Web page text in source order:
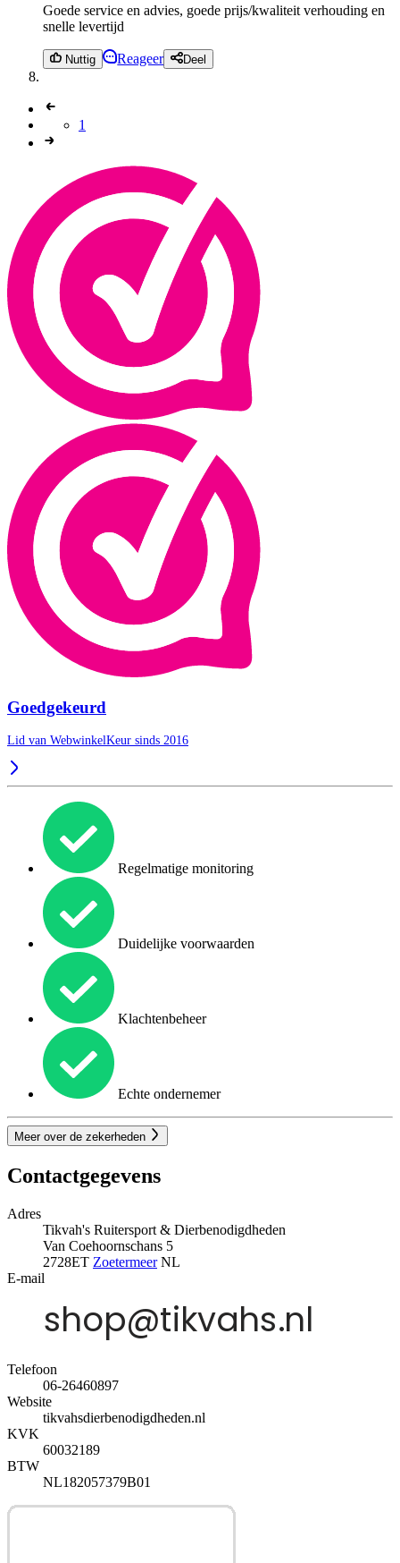
Goede service en advies, goede prijs/kwaliteit verhouding en
snelle levertijd
Nuttig Reageer Deel
1
Goedgekeurd
Lid van WebwinkelKeur sinds 2016
Regelmatige monitoring
Duidelijke voorwaarden
Klachtenbeheer
Echte ondernemer
Meer over de zekerheden
Contactgegevens
Adres
Tikvah's Ruitersport & Dierbenodigdheden
Van Coehoornschans 5
2728ET ZoetermeerNL
E-mail
Telefoon
06-26460897
Website
tikvahsdierbenodigdheden.nl
KVK
60032189
BTW
NL182057379B01